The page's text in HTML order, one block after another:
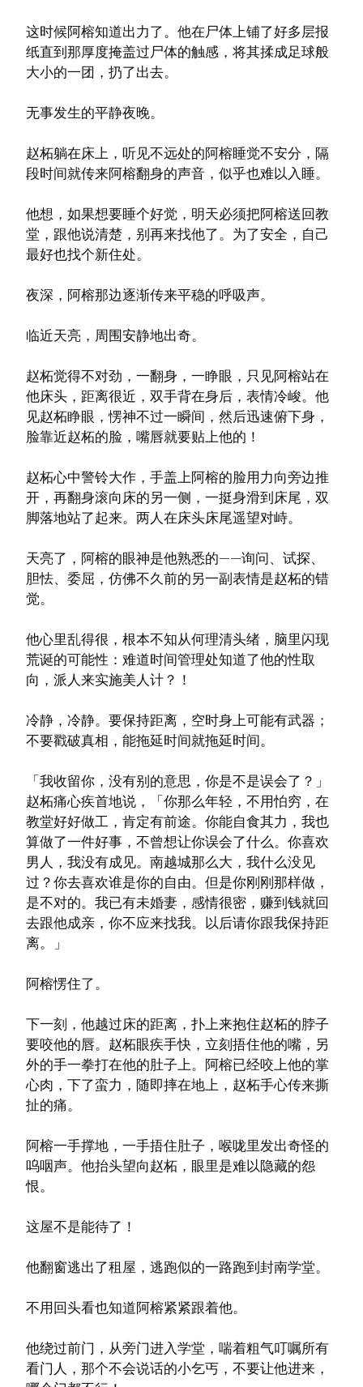
这时候阿榕知道出力了。他在尸体上铺了好多层报
纸直到那厚度掩盖过尸体的触感，将其揉成足球般
大小的一团，扔了出去。
无事发生的平静夜晚。
赵柘躺在床上，听见不远处的阿榕睡觉不安分，隔
段时间就传来阿榕翻身的声音，似乎也难以入睡。
他想，如果想要睡个好觉，明天必须把阿榕送回教
堂，跟他说清楚，别再来找他了。为了安全，自己
最好也找个新住处。
夜深，阿榕那边逐渐传来平稳的呼吸声。
临近天亮，周围安静地出奇。
赵柘觉得不对劲，一翻身，一睁眼，只见阿榕站在
他床头，距离很近，双手背在身后，表情冷峻。他
见赵柘睁眼，愣神不过一瞬间，然后迅速俯下身，
脸靠近赵柘的脸，嘴唇就要贴上他的！
赵柘心中警铃大作，手盖上阿榕的脸用力向旁边推
开，再翻身滚向床的另一侧，一挺身滑到床尾，双
脚落地站了起来。两人在床头床尾遥望对峙。
天亮了，阿榕的眼神是他熟悉的——询问、试探、
胆怯、委屈，仿佛不久前的另一副表情是赵柘的错
觉。
他心里乱得很，根本不知从何理清头绪，脑里闪现
荒诞的可能性：难道时间管理处知道了他的性取
向，派人来实施美人计？！
冷静，冷静。要保持距离，空时身上可能有武器；
不要戳破真相，能拖延时间就拖延时间。
「我收留你，没有别的意思，你是不是误会了？」
赵柘痛心疾首地说，「你那么年轻，不用怕穷，在
教堂好好做工，肯定有前途。你能自食其力，我也
算做了一件好事，不曾想让你误会了什么。你喜欢
男人，我没有成见。南越城那么大，我什么没见
过？你去喜欢谁是你的自由。但是你刚刚那样做，
是不对的。我已有未婚妻，感情很密，赚到钱就回
去跟他成亲，你不应来找我。以后请你跟我保持距
离。」
阿榕愣住了。
下一刻，他越过床的距离，扑上来抱住赵柘的脖子
要咬他的唇。赵柘眼疾手快，立刻捂住他的嘴，另
外的手一拳打在他的肚子上。阿榕已经咬上他的掌
心肉，下了蛮力，随即摔在地上，赵柘手心传来撕
扯的痛。
阿榕一手撑地，一手捂住肚子，喉咙里发出奇怪的
呜咽声。他抬头望向赵柘，眼里是难以隐藏的怨
恨。
这屋不是能待了！
他翻窗逃出了租屋，逃跑似的一路跑到封南学堂。
不用回头看也知道阿榕紧紧跟着他。
他绕过前门，从旁门进入学堂，喘着粗气叮嘱所有
看门人，那个不会说话的小乞丐，不要让他进来，